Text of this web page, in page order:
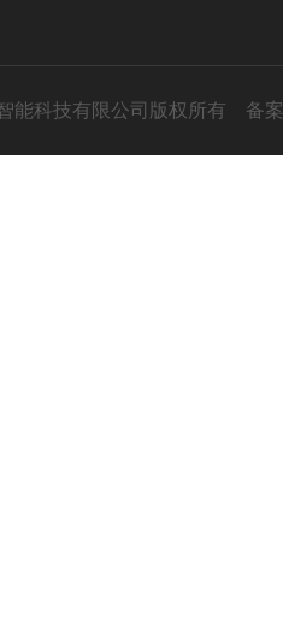
能科技有限公司版权所有 备